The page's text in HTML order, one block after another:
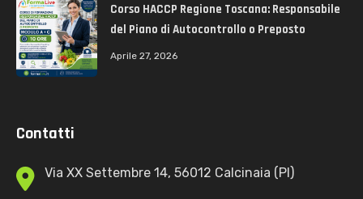
Corso HACCP Regione Toscana: Responsabile
del Piano di Autocontrollo o Preposto
Aprile 27, 2026
Contatti
Via XX Settembre 14, 56012 Calcinaia (PI)